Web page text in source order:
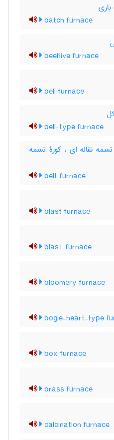
batch furnace
beehive furnace
bell furnace
bell-type furnace
تسمه نقاله ای ، کورۀ تسمه
belt furnace
blast furnace
blast-furnace
bloomery furnace
bogie-heart-type
box furnace
brass furnace
calcination furnace